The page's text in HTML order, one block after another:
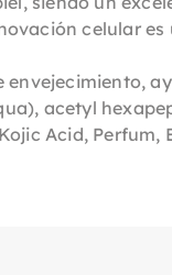
celular es
acetyl
Acid,